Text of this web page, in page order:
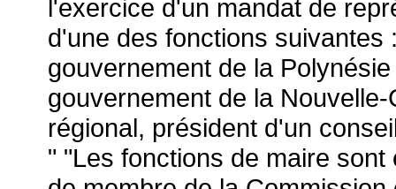
l'exercice d'un mandat de
d'une des fonctions suivantes
gouvernement de la
gouvernement de la
régional, président d'un
" "Les fonctions de maire